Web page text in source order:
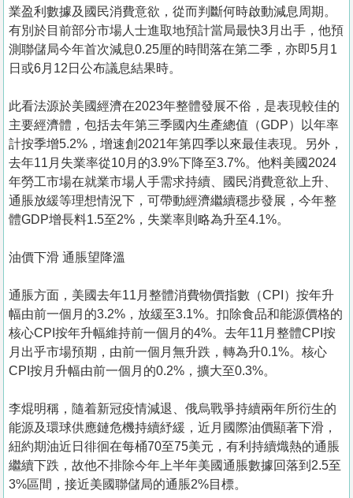
業盈利數據及國民消費意欲，從而判斷何時啟動減息周期。
有別於目前部分市場人士進取地預計當局最快3月出手，他預
測聯儲局今年首次減息0.25厘的時間落在第二季，亦即5月1
日或6月12日公布議息結果時。
此看法源於美國經濟在2023年整體發展不俗，是表現較佳的
主要經濟體，包括去年第三季國內生產總值（GDP）以年率
計按季增5.2%，增速創2021年第四季以來最佳表現。另外，
去年11月失業率從10月的3.9%下降至3.7%。他料美國2024
年勞工市場在就業市場人手需求持續、國民消費意欲上升、
通脹放緩等理想情況下，可帶動經濟繼續穩步發展，今年整
體GDP增長料1.5至2%，失業率則略為升至4.1%。
油價下滑 通脹望降溫
通脹方面，美國去年11月整體消費物價指數（CPI）按年升
幅由前一個月的3.2%，放緩至3.1%。扣除食品和能源價格的
核心CPI按年升幅維持前一個月的4%。去年11月整體CPI按
月出乎市場預期，由前一個月無升跌，轉為升0.1%。核心
CPI按月升幅由前一個月的0.2%，擴大至0.3%。
李焜明稱，隨着新冠疫情減退、俄烏戰爭持續兩年所衍生的
能源及環球供應鏈危機持續紓緩，近月國際油價顯著下滑，
紐約期油近日徘徊在每桶70至75美元，有利持續熾熱的通脹
繼續下跌，故他不排除今年上半年美國通脹數據回落到2.5至
3%區間，接近美國聯儲局的通脹2%目標。